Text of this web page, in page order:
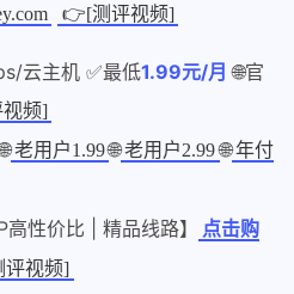
👉[测评视频]
云主机 ✅最低1.99元/月 🌐官
频]
老用户1.99🌐老用户2.99 🌐 年付
性价比 | 精品线路】
点击购
视频]